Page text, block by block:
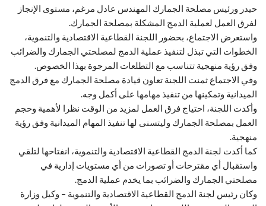
حيدر ورئيس مصلحة الجمارك المهندس عادل مرغم، مستوى الإنجاز
لفرق العمل لعملية الدمج المشكلة بمصلحة الجمارك.
واستعرض الاجتماع، بحضور اللجنة القطاعية الاقتصادية والتنموية،
الخطوات التي تبذل لتنفيذ عملية الدمج لمصلحتي الجمارك والضرائب
وفق رؤية منهجية تتناسب مع التطلعات المرجوة بهذا الخصوص.
وفي الاجتماع ثمنت اللجنة تعاون قيادة مصلحة الجمارك مع فرق الدمج
الميدانية وتمكينها من تنفيذ مهامها على أكمل وجه.
وأكدت اللجنة، احتياج فرق العمل لمزيد من الوقت نظرا لأهمية وحجم
العمل بمصلحة الجمارك وليتسنى لها تنفيذ المهام الميدانية وفق رؤية
منهجية.
كما أكدت لجنة الدمج القطاعية الاقتصادية والتنموية، انفتاحها لتلقي
واستقبال أي مقترحات أو تصورات من أي مستويات إدارية في
مصلحتي الجمارك والضرائب بما يخدم عملية الدمج.
وكان رئيس لجنة الدمج القطاعية الاقتصادية والتنموية – وكيل وزارة